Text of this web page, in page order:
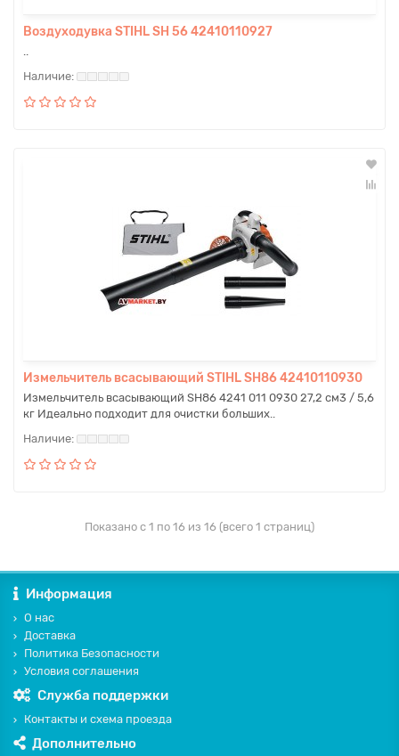
Воздуходувка STIHL SH 56 42410110927
..
Измельчитель всасывающий STIHL SH86 42410110930
Измельчитель всасывающий SH86 4241 011 0930 27,2 см3 / 5,6
кг Идеально подходит для очистки больших..
Показано с 1 по 16 из 16 (всего 1 страниц)
Информация
О нас
Доставка
Политика Безопасности
Условия соглашения
Служба поддержки
Контакты и схема проезда
Дополнительно